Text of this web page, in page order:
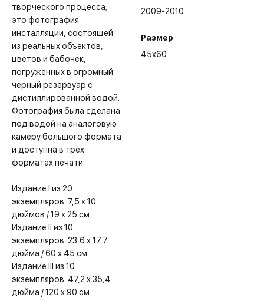
творческого процесса;
это фотография
инсталляции, состоящей
из реальных объектов,
цветов и бабочек,
погруженных в огромный
черный резервуар с
дистиллированной водой.
Фотография была сделана
под водой на аналоговую
камеру большого формата
и доступна в трех
форматах печати:
Издание I из 20
экземпляров. 7,5 x 10
дюймов / 19 x 25 см.
Издание II из 10
экземпляров. 23,6 x 17,7
дюйма / 60 x 45 см.
Издание III из 10
экземпляров. 47,2 x 35,4
дюйма / 120 x 90 см.
2009-2010
Размер
45x60